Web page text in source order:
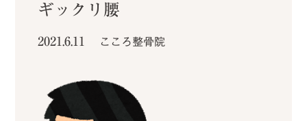
ギックリ腰
2021.6.11 こころ整骨院